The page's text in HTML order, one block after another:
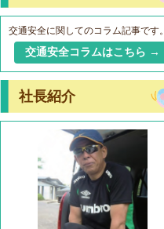
交通安全に関してのコラム記事です。
交通安全コラムはこちら →
社長紹介